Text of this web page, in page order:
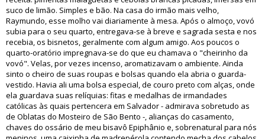
suco de limão. Simples e bão. Na casa do irmão mais velho,
Raymundo, esse molho vai diariamente à mesa. Após o almoço, vovó
subia para o seu quarto, entregava-se à breve e sagrada sesta e nos
recebia, os bisnetos, geralmente com algum amigo. Aos poucos o
quarto-oratório impregnava-se do que eu chamava o "cheirinho da
vovó". Velas, por vezes incenso, aromatizavam o ambiente. Ainda
sinto o cheiro de suas roupas e bolsas quando ela abria o guarda-
vestido. Havia ali uma bolsa especial, de couro preto com alças, onde
ela guardava suas relíquias: fitas e medalhas de irmandades
católicas às quais pertencera em Salvador - admirava sobretudo as
de Oblatas do Mosteiro de São Bento -, alianças do casamento,
chaves do ossário de meu bisavô Epiphânio e, sobrenatural para nós